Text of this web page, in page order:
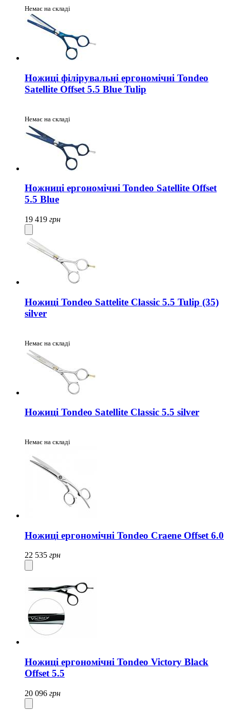
Немає на складі
Ножиці філірувальні ергономічні Tondeo
Satellite Offset 5.5 Blue Tulip
Немає на складі
Ножниці ергономічні Tondeo Satellite Offset
5.5 Blue
19 419 грн
Ножиці Tondeo Sattelite Classic 5.5 Tulip (35)
silver
Немає на складі
Ножиці Tondeo Satellite Classic 5.5 silver
Немає на складі
Ножиці ергономічні Tondeo Craene Offset 6.0
22 535 грн
Ножиці ергономічні Tondeo Victory Black
Offset 5.5
20 096 грн